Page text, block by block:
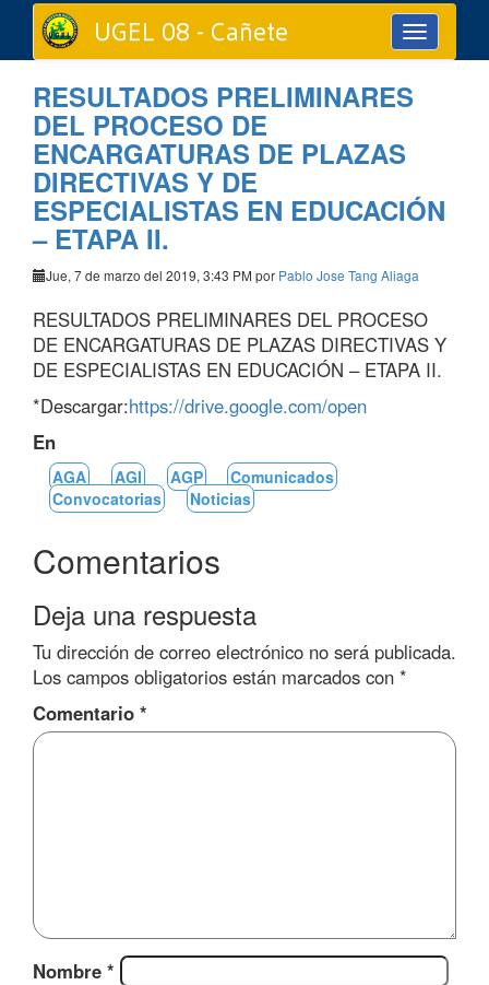
Toggle
navigation
UGEL 08 - Cañete
RESULTADOS PRELIMINARES
DEL PROCESO DE
ENCARGATURAS DE PLAZAS
DIRECTIVAS Y DE
ESPECIALISTAS EN EDUCACIÓN
– ETAPA II.
Jue, 7 de marzo del 2019, 3:43 PM por Pablo Jose Tang Aliaga
RESULTADOS PRELIMINARES DEL PROCESO
DE ENCARGATURAS DE PLAZAS DIRECTIVAS Y
DE ESPECIALISTAS EN EDUCACIÓN – ETAPA II.
*Descargar:https://drive.google.com/open
En
AGA AGI AGP
Comunicados
Convocatorias
Noticias
Comentarios
Deja una respuesta
Tu dirección de correo electrónico no será publicada.
Los campos obligatorios están marcados con *
Comentario *
Nombre *